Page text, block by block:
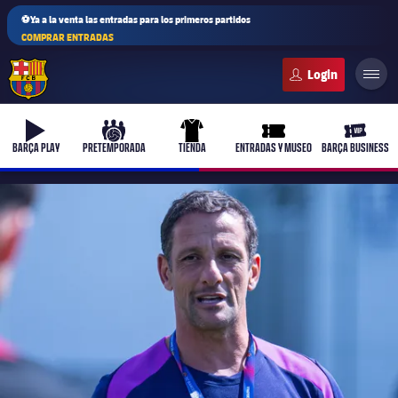
⚽Ya a la venta las entradas para los primeros partidos
COMPRAR ENTRADAS
b-play
BARÇA PLAY
culers-ball
PRETEMPORADA
uniform
TIENDA
ticket-full
ENTRADAS Y MUSEO
ticket-
BARÇA BUSINESS